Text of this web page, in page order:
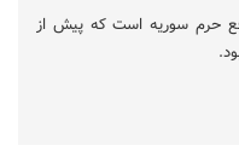
حرم سوریه است که پیش از